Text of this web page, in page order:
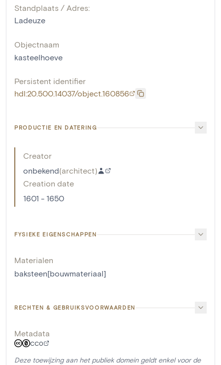
Standplaats / Adres:
Ladeuze
Objectnaam
kasteelhoeve
Persistent identifier
hdl:20.500.14037/object.160856
PRODUCTIE EN DATERING
Creator
onbekend(architect)
Creation date
1601 - 1650
FYSIEKE EIGENSCHAPPEN
Materialen
baksteen[bouwmateriaal]
RECHTEN & GEBRUIKSVOORWAARDEN
Metadata
CC0
Deze toewijzing aan het publiek domein geldt enkel voor de